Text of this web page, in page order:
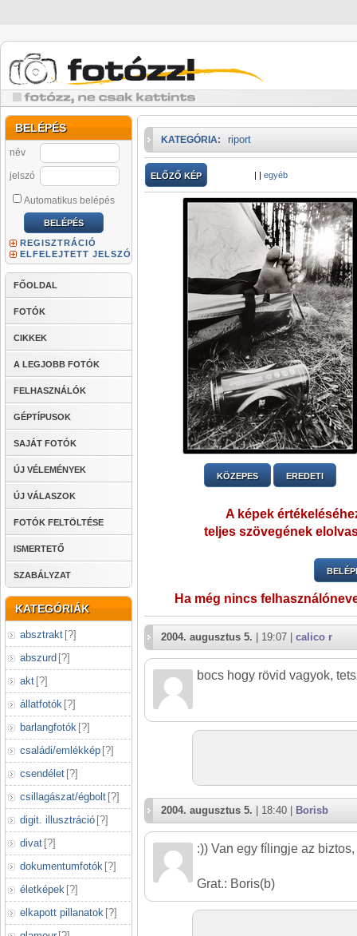
BELÉPÉS
név
jelszó
Automatikus belépés
REGISZTRÁCIÓ
ELFELEJTETT JELSZÓ
FŐOLDAL
FOTÓK
CIKKEK
A LEGJOBB FOTÓK
FELHASZNÁLÓK
GÉPTÍPUSOK
SAJÁT FOTÓK
ÚJ VÉLEMÉNYEK
ÚJ VÁLASZOK
FOTÓK FELTÖLTÉSE
ISMERTETŐ
SZABÁLYZAT
KATEGÓRIÁK
absztrakt [?]
abszurd [?]
akt [?]
állatfotók [?]
barlangfotók [?]
családi/emlékkép [?]
csendélet [?]
csillagászat/égbolt [?]
digit. illusztráció [?]
divat [?]
dokumentumfotók [?]
életképek [?]
elkapott pillanatok [?]
KATEGÓRIA: riport
ELŐZŐ KÉP | | egyéb
KÖZEPES EREDETI
A képek
teljes szövegének
Ha még nincs
2004. augusztus 5. | 19:07 | calico r
bocs hogy rövid vagyok,
2004. augusztus 5. | 18:40 | Borisb
:)) Van egy fílingje az
Grat.: Boris(b)